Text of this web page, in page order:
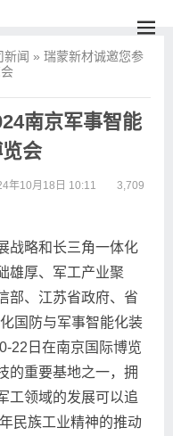
新闻 » 瑞蒙新材诚邀您参
南京军事智能
会
年10月18日 10:11
3,709
战略和长三角一体化
雄厚、军工产业聚
部、江苏省政府、省
国防与军事智能化装
22日在南京国际博览
的重要基地之一，拥
工领域的发展可以追
民族工业精神的推动